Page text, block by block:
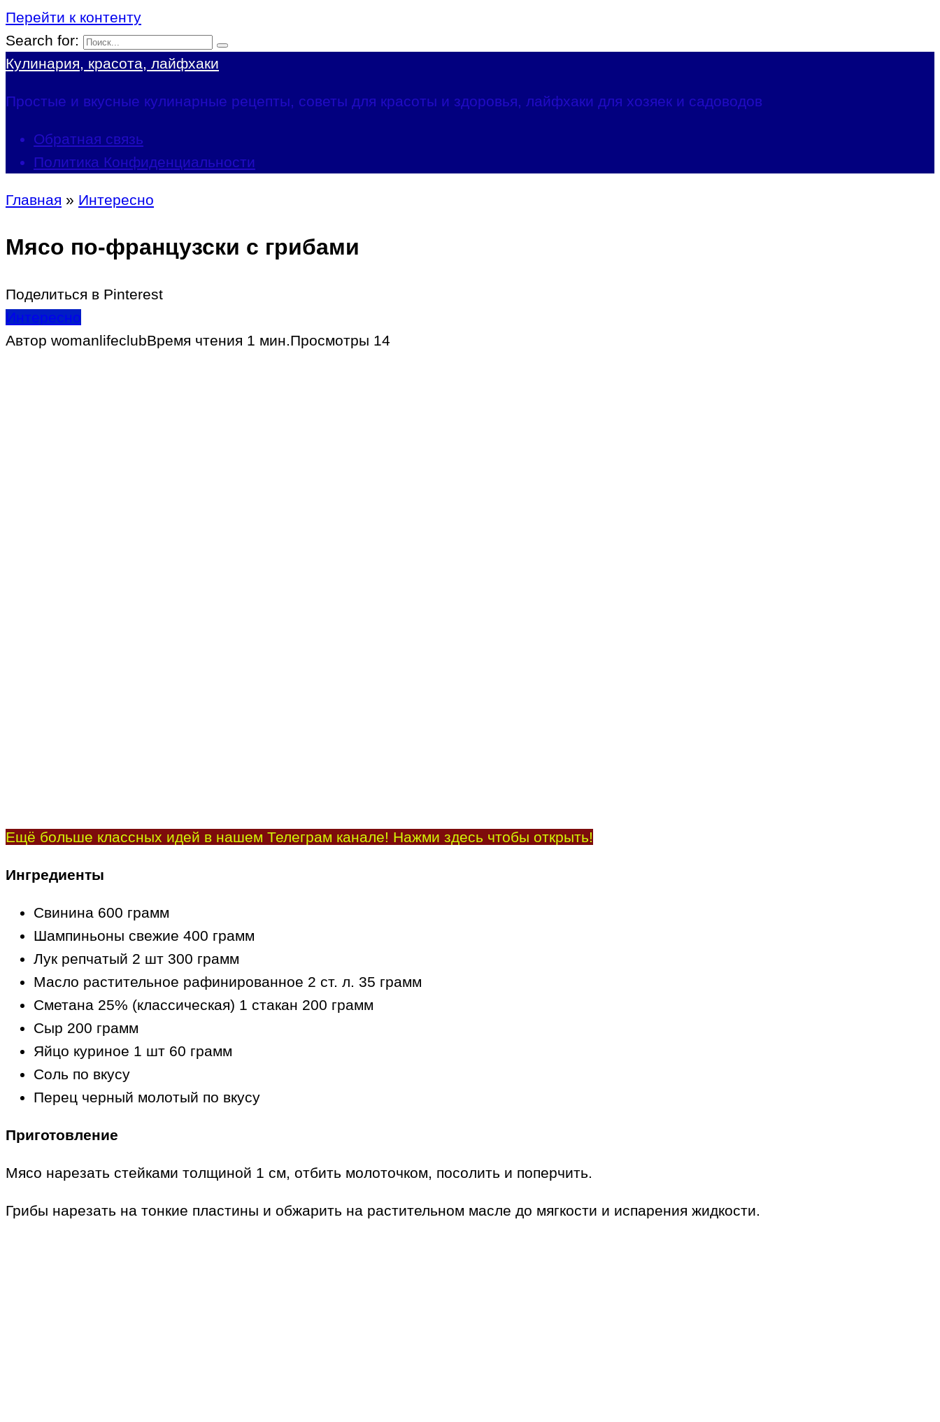
Перейти к контенту
Search for:
Кулинария, красота, лайфхаки
Простые и вкусные кулинарные рецепты, советы для красоты и здоровья, лайфхаки для хозяек и садоводов
Обратная связь
Политика Конфиденциальности
Главная » Интересно
Мясо по-французски с грибами
Поделиться в Pinterest
Интересно
Автор womanlifeclubВремя чтения 1 мин.Просмотры 14
Ещё больше классных идей в нашем Телеграм канале! Нажми здесь чтобы открыть!
Ингредиенты
Свинина 600 грамм
Шампиньоны свежие 400 грамм
Лук репчатый 2 шт 300 грамм
Масло растительное рафинированное 2 ст. л. 35 грамм
Сметана 25% (классическая) 1 стакан 200 грамм
Сыр 200 грамм
Яйцо куриное 1 шт 60 грамм
Соль по вкусу
Перец черный молотый по вкусу
Приготовление
Мясо нарезать стейками толщиной 1 см, отбить молоточком, посолить и поперчить.
Грибы нарезать на тонкие пластины и обжарить на растительном масле до мягкости и испарения жидкости.